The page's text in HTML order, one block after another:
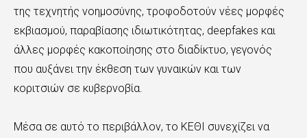
της τεχνητής νοημοσύνης, τροφοδοτούν νέες μορφές
εκβιασμού, παραβίασης ιδιωτικότητας, deepfakes και
άλλες μορφές κακοποίησης στο διαδίκτυο, γεγονός
που αυξάνει την έκθεση των γυναικών και των
κοριτσιών σε κυβερνοβία.
Μέσα σε αυτό το περιβάλλον, το ΚΕΘΙ συνεχίζει να